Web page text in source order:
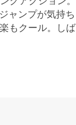
ャンプが気持ち
もクール。しば